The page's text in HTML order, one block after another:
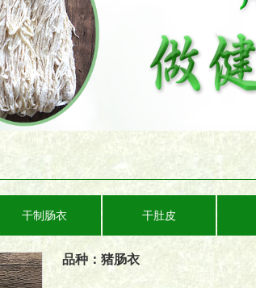
干制肠衣 干肚皮
品种： 猪肠衣